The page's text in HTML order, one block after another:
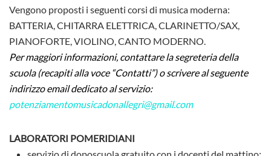
Vengono proposti i seguenti corsi di musica moderna:
BATTERIA, CHITARRA ELETTRICA, CLARINETTO/SAX,
PIANOFORTE, VIOLINO, CANTO MODERNO.
Per maggiori informazioni, contattare la segreteria della
scuola (recapiti alla voce “Contatti”) o scrivere al seguente
indirizzo email dedicato al servizio:
potenziamentomusicadonallegri@gmail.com
LABORATORI POMERIDIANI